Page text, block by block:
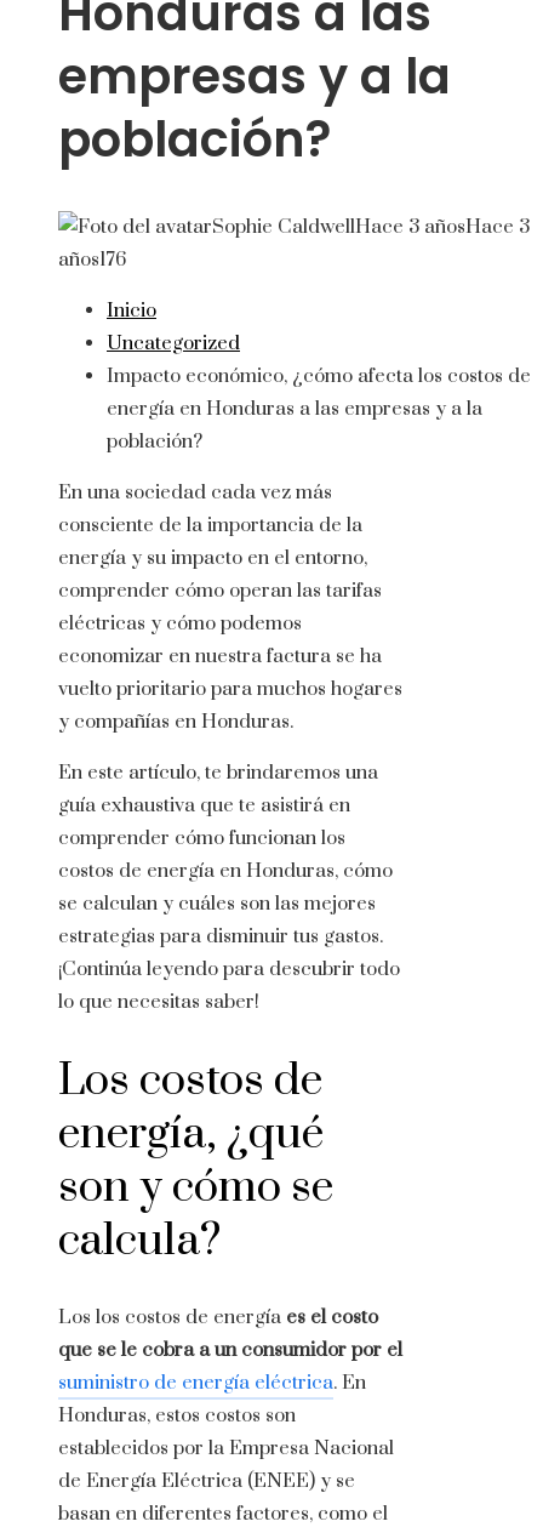
empresas y a la
población?
Sophie CaldwellHace 3 añosHace 3
años176
Inicio
Uncategorized
Impacto económico, ¿cómo afecta los costos de
energía en Honduras a las empresas y a la
población?
En una sociedad cada vez más
consciente de la importancia de la
energía y su impacto en el entorno,
comprender cómo operan las tarifas
eléctricas y cómo podemos
economizar en nuestra factura se ha
vuelto prioritario para muchos hogares
y compañías en Honduras.
En este artículo, te brindaremos una
guía exhaustiva que te asistirá en
comprender cómo funcionan los
costos de energía en Honduras, cómo
se calculan y cuáles son las mejores
estrategias para disminuir tus gastos.
¡Continúa leyendo para descubrir todo
lo que necesitas saber!
Los costos de
energía, ¿qué
son y cómo se
calcula?
Los los costos de energía es el costo
que se le cobra a un consumidor por el
suministro de energía eléctrica. En
Honduras, estos costos son
establecidos por la Empresa Nacional
de Energía Eléctrica (ENEE) y se
basan en diferentes factores, como el